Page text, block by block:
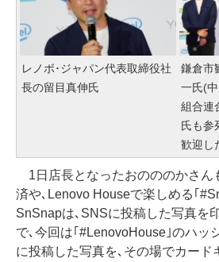
レノボ･ジャパン代表取締役社
長の留目真伸氏
鎌倉市
一氏(
組合連
氏も参
歓迎し
1日店長となったおのののかさん
済や､Lenovo Houseで楽しめる｢
SnSnapは､SNSに投稿した写真を
で､今回は｢#LenovoHouse｣のハッ
に投稿した写真を､その場でカード